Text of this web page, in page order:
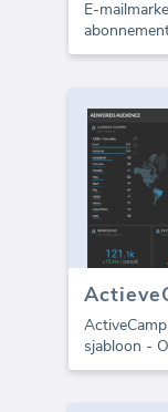
E-
sjabloon -